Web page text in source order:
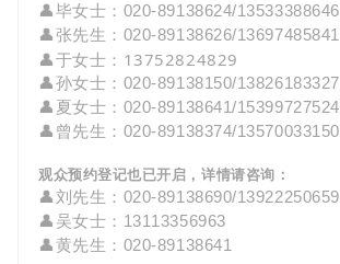
👤毕女士 ：020-89138624/13533388646
👤张先生：020-89138626/13697485841
👤于女士： 13752824829
👤孙女士：020-89138150/13826183327
👤 夏女士：020-89138641/15399727524
👤曾先生： 020-89138374/13570033150
观众预约登记也已开启，详情请咨询：
👤刘先生：020-89138690/13922250659
👤吴女士：13113356963
👤黄先生 ：020-89138641